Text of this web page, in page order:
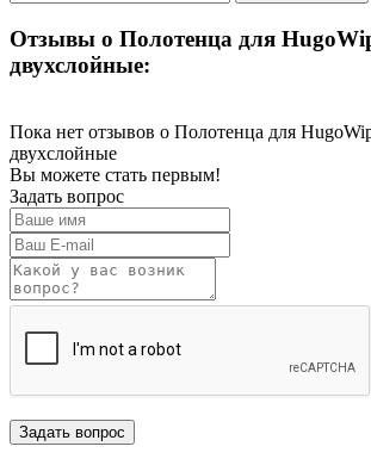
Отзывы о Полотенца для
двухслойные:
Пока нет отзывов о Полотенца для
двухслойные
Вы можете стать первым!
Задать вопрос